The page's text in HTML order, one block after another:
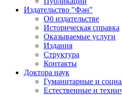
Издательство "Фән"
Об издательстве
Историческая справка
Оказываемые услуги
Издания
Структура
Контакты
Доктора наук
Гуманитарные и
Естественные и